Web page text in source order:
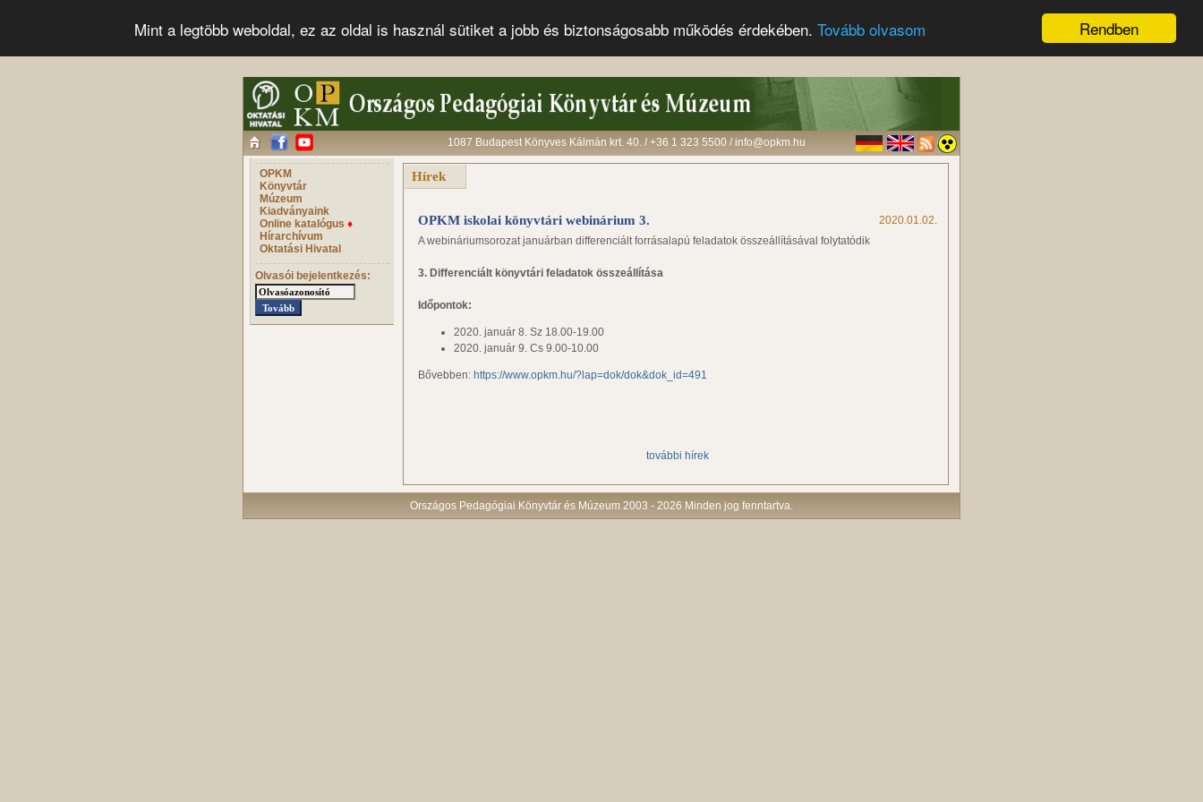
Rendben
Mint a legtöbb weboldal, ez az oldal is használ sütiket a jobb és biztonságosabb működés érdekében. Tovább olvasom
1087 Budapest Könyves Kálmán krt. 40. / +36 1 323 5500 / info@opkm.hu
OPKM
Könyvtár
Múzeum
Kiadványaink
Online katalógus ♦
Hírarchívum
Oktatási Hivatal
Olvasói bejelentkezés:
Hírek
OPKM iskolai könyvtári webinárium 3.
2020.01.02.
A webináriumsorozat januárban differenciált forrásalapú feladatok összeállításával folytatódik
3. Differenciált könyvtári feladatok összeállítása
Időpontok:
2020. január 8. Sz 18.00-19.00
2020. január 9. Cs 9.00-10.00
Bővebben: https://www.opkm.hu/?lap=dok/dok&dok_id=491
további hírek
Országos Pedagógiai Könyvtár és Múzeum 2003 - 2026 Minden jog fenntartva.